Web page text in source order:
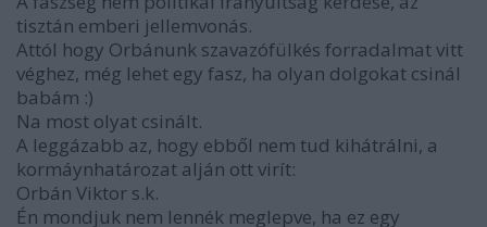
tisztán emberi jellemvonás.
Attól hogy Orbánunk szavazófülkés forradalmat vitt
véghez, még lehet egy fasz, ha olyan dolgokat csinál
babám :)
Na most olyat csinált.
A leggázabb az, hogy ebből nem tud kihátrálni, a
kormáynhatározat alján ott virít:
Orbán Viktor s.k.
Én mondjuk nem lennék meglepve, ha ez egy